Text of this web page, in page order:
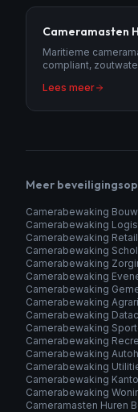
Cameramasten
Maritieme
compliant,
Lees meer
Meer
Camerabewaking
Camerabewaking
Camerabewaking
Camerabewaking
Camerabewaking
Camerabewaking
Camerabewaking
Camerabewaking
Camerabewaking
Camerabewaking
Camerabewaking
Camerabewaking
Camerabewaking
Camerabewaking
Camerabewaking
Cameramasten Huren